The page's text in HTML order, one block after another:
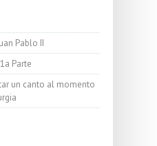
Pablo II
Parte
un canto al momento